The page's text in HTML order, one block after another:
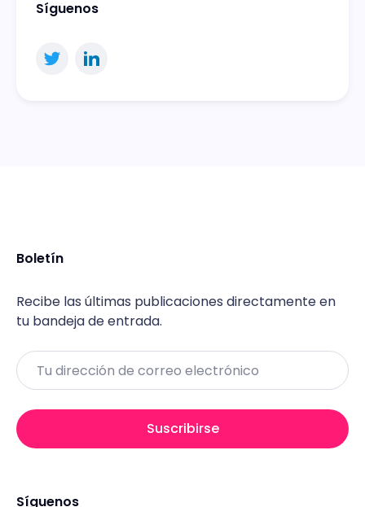
Síguenos
Boletín
Recibe las últimas publicaciones directamente en
tu bandeja de entrada.
Email
Suscribirse
Síguenos